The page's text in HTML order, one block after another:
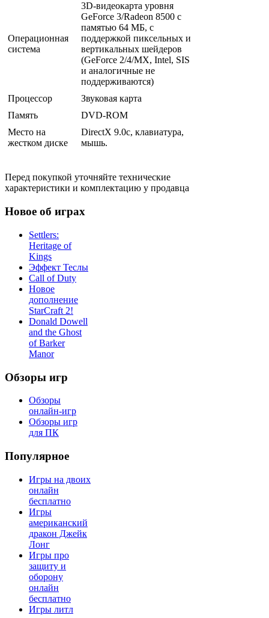
Операционная
система
3D-видеокарта уровня
GeForce 3/Radeon 8500 с
памятью 64 МБ, с
поддержкой пиксельных и
вертикальных шейдеров
(GeForce 2/4/MX, Intel, SIS
и аналогичные не
поддерживаются)
Процессор
Звуковая карта
Память
DVD-ROM
Место на
жестком диске
DirectX 9.0c, клавиатура,
мышь.
Перед покупкой уточняйте технические
характеристики и комплектацию у продавца
Новое об играх
Settlers:
Heritage of
Kings
Эффект Теслы
Call of Duty
Новое
дополнение
StarCraft 2!
Donald Dowell
and the Ghost
of Barker
Manor
Обзоры игр
Обзоры
онлайн-игр
Обзоры игр
для ПК
Популярное
Игры на двоих
онлайн
бесплатно
Игры
американский
дракон Джейк
Лонг
Игры про
защиту и
оборону
онлайн
бесплатно
Игры литл